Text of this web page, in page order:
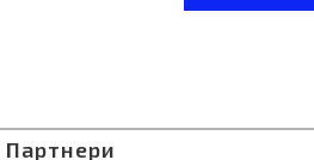
Партнери